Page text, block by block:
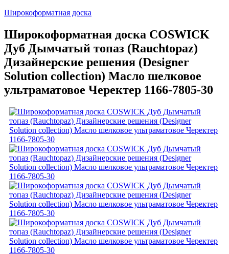
Широкоформатная доска
Широкоформатная доска COSWICK
Дуб Дымчатый топаз (Rauchtopaz)
Дизайнерские решения (Designer
Solution collection) Масло шелковое
ультраматовое Черектер 1166-7805-30